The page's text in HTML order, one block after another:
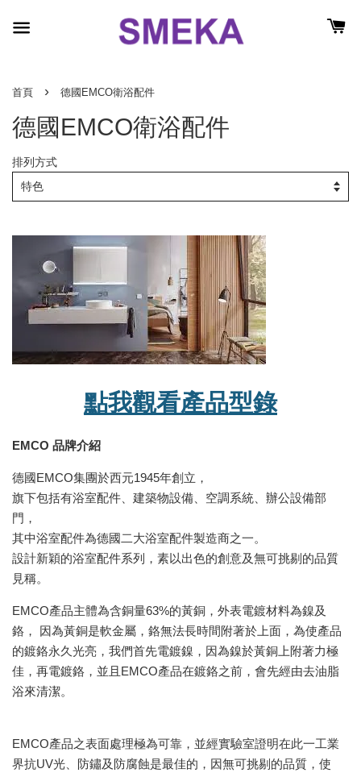
首頁 › 德國EMCO衛浴配件
德國EMCO衛浴配件
排列方式
點我觀看產品型錄
EMCO 品牌介紹
德國EMCO集團於西元1945年創立，
旗下包括有浴室配件、建築物設備、空調系統、辦公設備部
門，
其中浴室配件為德國二大浴室配件製造商之一。
設計新穎的浴室配件系列，素以出色的創意及無可挑剔的品質
見稱。
EMCO產品主體為含銅量63%的黃銅，外表電鍍材料為鎳及
鉻， 因為黃銅是軟金屬，鉻無法長時間附著於上面，為使產品
的鍍鉻永久光亮，我們首先電鍍鎳，因為鎳於黃銅上附著力極
佳，再電鍍鉻，並且EMCO產品在鍍鉻之前，會先經由去油脂
浴來清潔。
EMCO產品之表面處理極為可靠，並經實驗室證明在此一工業
界抗UV光、防鏽及防腐蝕是最佳的，因無可挑剔的品質，使